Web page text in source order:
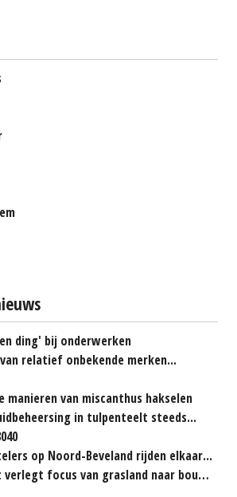
ding' bij onderwerken
relatief onbekende merken...
van miscanthus hakselen
in tulpenteelt steeds...
op Noord-Beveland rijden elkaar...
Bemest op z'n Best verlegt focus van grasland naar bouwland